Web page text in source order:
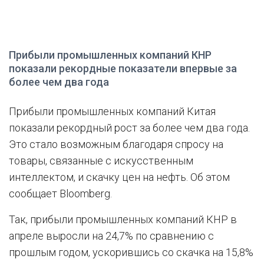
Прибыли промышленных компаний КНР
показали рекордные показатели впервые за
более чем два года
Прибыли промышленных компаний Китая
показали рекордный рост за более чем два года.
Это стало возможным благодаря спросу на
товары, связанные с искусственным
интеллектом, и скачку цен на нефть. Об этом
сообщает Bloomberg.
Так, прибыли промышленных компаний КНР в
апреле выросли на 24,7% по сравнению с
прошлым годом, ускорившись со скачка на 15,8%